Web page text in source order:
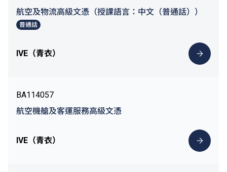
航空及物流高級文憑（授課語言：中文（普通話））
普通話
IVE（青衣）
BA114057
航空機艙及客運服務高級文憑
IVE（青衣）